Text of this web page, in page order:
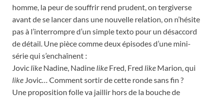
homme, la peur de souffrir rend prudent, on tergiverse
avant de se lancer dans une nouvelle relation, on n’hésite
pas à l’interrompre d’un simple texto pour un désaccord
de détail. Une pièce comme deux épisodes d’une mini-
série qui s’enchaînent :
Jovic like Nadine, Nadine like Fred, Fred like Marion, qui
like Jovic… Comment sortir de cette ronde sans fin ?
Une proposition folle va jaillir hors de la bouche de